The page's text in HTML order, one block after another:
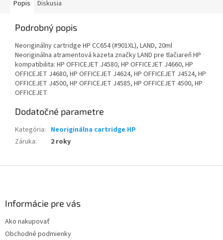
Popis Diskusia
Podrobný popis
Neoriginálny cartridge HP CC654 (#901XL), LAND, 20ml
Neoriginálna atramentová kazeta značky LAND pre tlačiareň HP
kompatibilita: HP OFFICEJET J4580, HP OFFICEJET J4660, HP
OFFICEJET J4680, HP OFFICEJET J4624, HP OFFICEJET J4524, HP
OFFICEJET J4500, HP OFFICEJET J4585, HP OFFICEJET 4500, HP
OFFICEJET
Dodatočné parametre
Kategória: Neoriginálna cartridge HP
Záruka: 2 roky
Informácie pre vás
Ako nakupovať
Obchodné podmienky